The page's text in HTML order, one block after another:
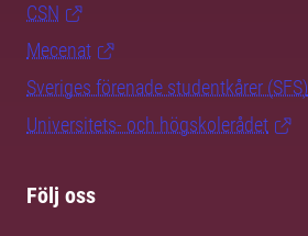
CSN
Mecenat
Sveriges förenade studentkårer (SFS)
Universitets- och högskolerådet
Följ oss